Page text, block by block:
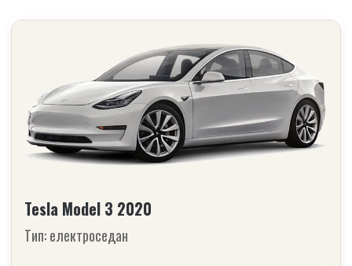
Tesla Model 3 2020
Тип: електроседан